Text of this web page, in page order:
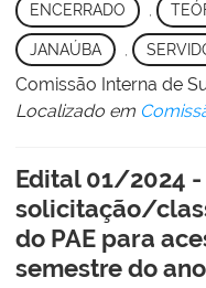
ENCERRADO
JANAÚBA
Comissão Interna de
Localizado em
Edital 01/2024 -
solicitação/
do PAE para
semestre do